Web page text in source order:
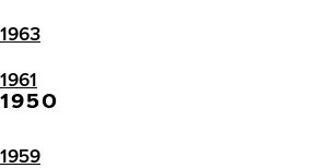
1963
1961
1950
1959